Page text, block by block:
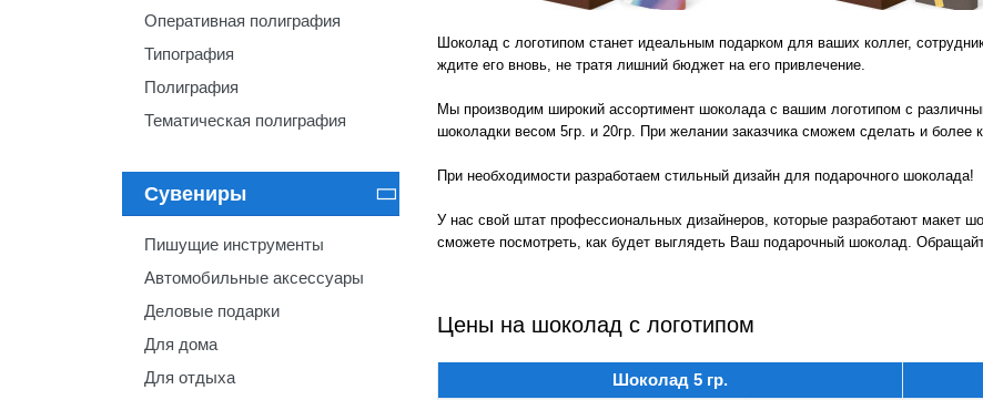
Оперативная полиграфия
Типография
Полиграфия
Тематическая полиграфия
Сувениры 
Пишущие инструменты
Автомобильные аксессуары
Деловые подарки
Для дома
Для отдыха
Шоколад с логотипом станет идеальным подарком для ваших коллег,
ждите его вновь, не тратя лишний бюджет на его привлечение.
Мы производим широкий ассортимент шоколада с вашим логотипом с
шоколадки весом 5гр. и 20гр. При желании заказчика сможем сделать и более
При необходимости разработаем стильный дизайн для подарочного шоколада!
У нас свой штат профессиональных дизайнеров, которые разработают макет
сможете посмотреть, как будет выглядеть Ваш подарочный шоколад.
Цены на шоколад с логотипом
Шоколад 5 гр.